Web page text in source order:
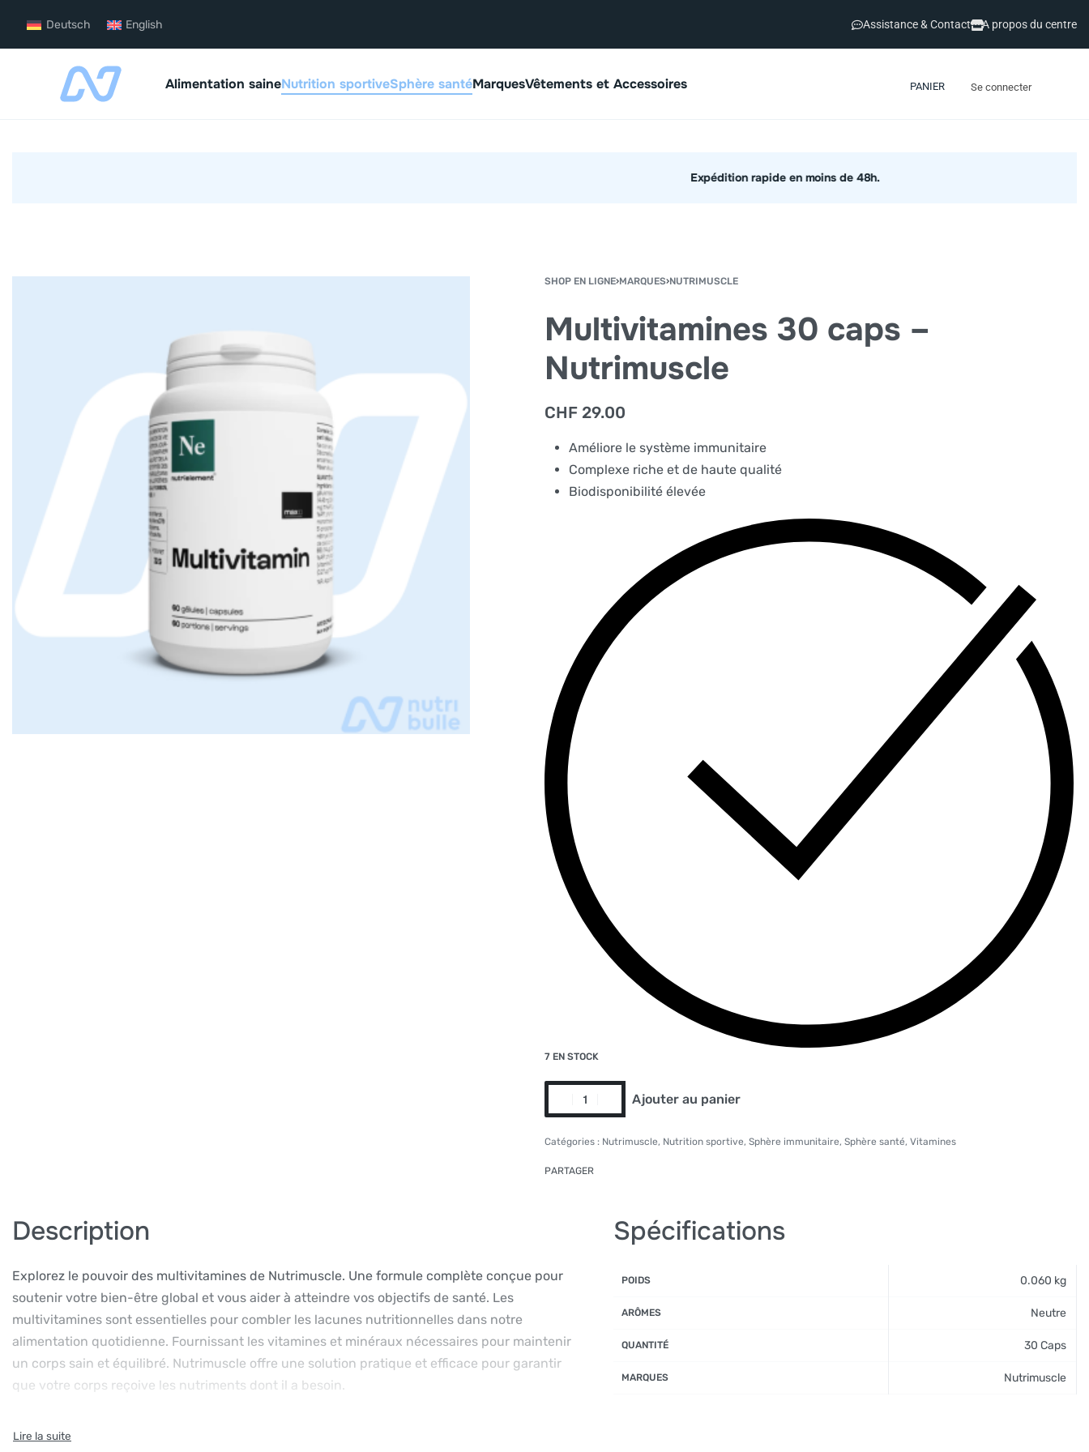
Deutsch English Assistance & Contact A propos du centre
Alimentation saineNutrition sportiveSphère santéMarquesVêtements et Accessoires PANIER Se connecter
SHOP EN LIGNE›MARQUES›NUTRIMUSCLE
Multivitamines 30 caps –
Nutrimuscle
CHF 29.00
Améliore le système immunitaire
Complexe riche et de haute qualité
Biodisponibilité élevée
7 EN STOCK
Ajouter au panier
Catégories : Nutrimuscle, Nutrition sportive, Sphère immunitaire, Sphère santé, Vitamines
PARTAGER
Description
Explorez le pouvoir des multivitamines de Nutrimuscle. Une formule complète conçue pour
soutenir votre bien-être global et vous aider à atteindre vos objectifs de santé. Les
multivitamines sont essentielles pour combler les lacunes nutritionnelles dans notre
alimentation quotidienne. Fournissant les vitamines et minéraux nécessaires pour maintenir
un corps sain et équilibré. Nutrimuscle offre une solution pratique et efficace pour garantir
que votre corps reçoive les nutriments dont il a besoin.
corps. Fournissant un large éventail de vitamines essentielles, y compris les vitamines A, C, D,
Spécifications
POIDS 0.060 kg
ARÔMES Neutre
QUANTITÉ 30 Caps
MARQUES Nutrimuscle